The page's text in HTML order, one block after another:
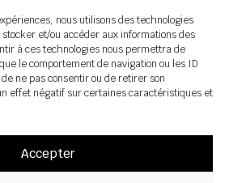
nous utilisons des technologies
et/ou accéder aux informations des
à ces technologies nous permettra de
le comportement de navigation ou les ID
ne pas consentir ou de retirer son
effet négatif sur certaines caractéristiques et
Accepter